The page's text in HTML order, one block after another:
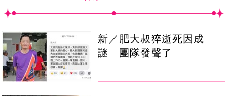
新／肥大叔猝逝死因成
謎 團隊發聲了